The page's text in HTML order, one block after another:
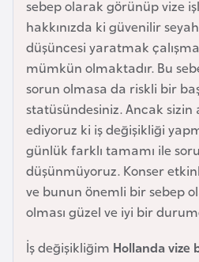
sebep olarak görünüp vize
hakkınızda ki güvenilir
düşüncesi yaratmak
mümkün olmaktadır. Bu
sorun olmasa da riskli bir
statüsündesiniz. Ancak sizin
ediyoruz ki iş değişikliği
günlük farklı tamamı ile
düşünmüyoruz. Konser
ve bunun önemli bir sebep
olması güzel ve iyi bir
İş değişikliğim Hollanda vize
l
a
r
u
s
e
ç
k